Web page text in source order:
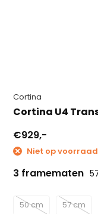
Cortina
Cortina U4
€929,-
Niet op voorraad
3 framematen
50 cm 57 cm